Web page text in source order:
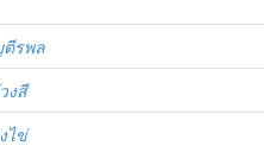
รพล
งสี
ไข่